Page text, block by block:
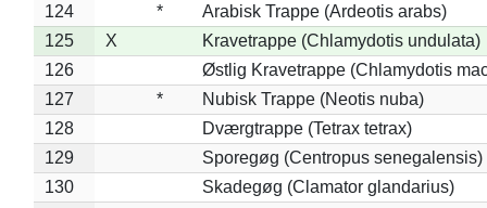
124 *
Arabisk Trappe (Ardeotis arabs)
125
X
Kravetrappe (Chlamydotis undulata)
126
Østlig Kravetrappe (Chlamydotis
127
*
Nubisk Trappe (Neotis nuba)
128
Dværgtrappe (Tetrax tetrax)
129
Sporegøg (Centropus senegalensis)
130
Skadegøg (Clamator glandarius)